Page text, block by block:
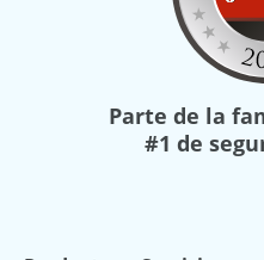
Parte de la
#1 de